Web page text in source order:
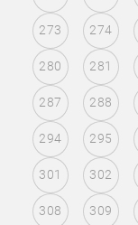
273 274
280 281
287 288
294 295
301 302
308 309